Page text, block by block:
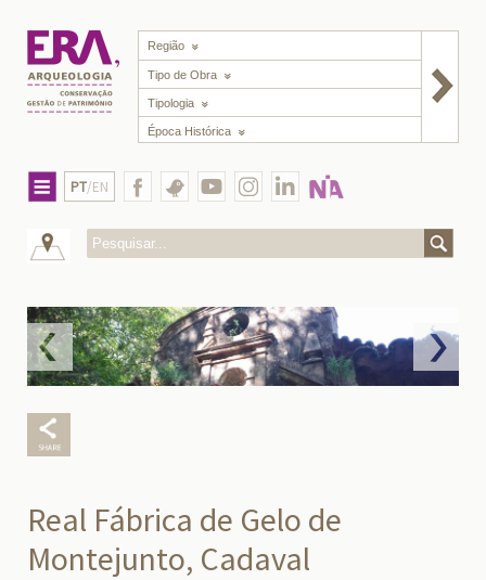
Região
Tipo de Obra
Tipologia
Época Histórica
PT/EN
Real Fábrica de Gelo de
Montejunto, Cadaval